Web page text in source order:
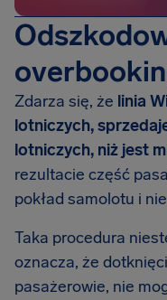
Zdarza się, że linia
lotniczych,
lotniczych, niż jest
rezultacie część
pokład samolotu i
Taka procedura
oznacza, że dotknięci
pasażerowie, nie